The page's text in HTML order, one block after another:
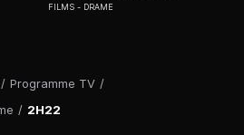
/ Programme TV /
/ 2H22
FILMS DRAME